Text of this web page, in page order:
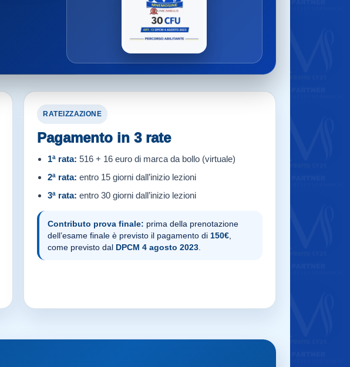
RATEIZZAZIONE
Pagamento in 3 rate
1ª rata: 516 + 16 euro di marca da bollo (virtuale)
2ª rata: entro 15 giorni dall’inizio lezioni
3ª rata: entro 30 giorni dall’inizio lezioni
Contributo prova finale: prima della prenotazione
dell’esame finale è previsto il pagamento di 150€
come previsto dal DPCM 4 agosto 2023